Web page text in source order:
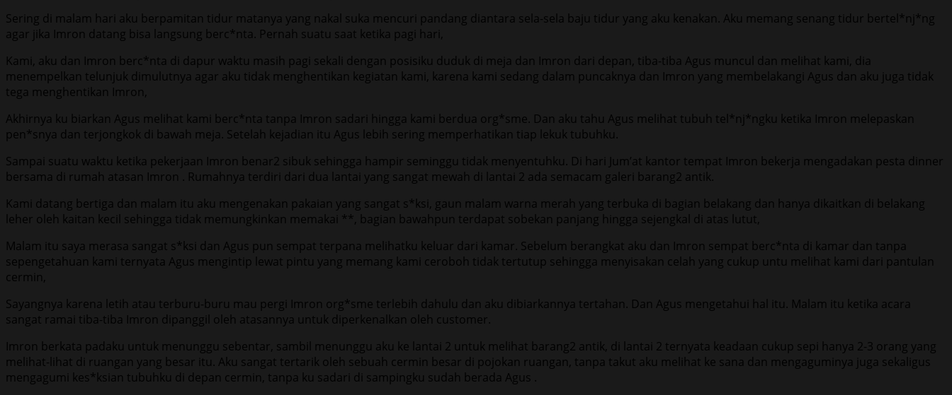
Sering di malam hari aku berpamitan tidur matanya yang nakal suka mencuri pandang diantara sela-sela baju tidur yang aku kenakan. Aku memang senang tidur bertel*nj*ng
agar jika Imron datang bisa langsung berc*nta. Pernah suatu saat ketika pagi hari,
Kami, aku dan Imron berc*nta di dapur waktu masih pagi sekali dengan posisiku duduk di meja dan Imron dari depan, tiba-tiba Agus muncul dan melihat kami, dia
menempelkan telunjuk dimulutnya agar aku tidak menghentikan kegiatan kami, karena kami sedang dalam puncaknya dan Imron yang membelakangi Agus dan aku juga tidak
tega menghentikan Imron,
Akhirnya ku biarkan Agus melihat kami berc*nta tanpa Imron sadari hingga kami berdua org*sme. Dan aku tahu Agus melihat tubuh tel*nj*ngku ketika Imron melepaskan
pen*snya dan terjongkok di bawah meja. Setelah kejadian itu Agus lebih sering memperhatikan tiap lekuk tubuhku.
Sampai suatu waktu ketika pekerjaan Imron benar2 sibuk sehingga hampir seminggu tidak menyentuhku. Di hari Jum’at kantor tempat Imron bekerja mengadakan pesta dinner
bersama di rumah atasan Imron . Rumahnya terdiri dari dua lantai yang sangat mewah di lantai 2 ada semacam galeri barang2 antik.
Kami datang bertiga dan malam itu aku mengenakan pakaian yang sangat s*ksi, gaun malam warna merah yang terbuka di bagian belakang dan hanya dikaitkan di belakang
leher oleh kaitan kecil sehingga tidak memungkinkan memakai **, bagian bawahpun terdapat sobekan panjang hingga sejengkal di atas lutut,
Malam itu saya merasa sangat s*ksi dan Agus pun sempat terpana melihatku keluar dari kamar. Sebelum berangkat aku dan Imron sempat berc*nta di kamar dan tanpa
sepengetahuan kami ternyata Agus mengintip lewat pintu yang memang kami ceroboh tidak tertutup sehingga menyisakan celah yang cukup untu melihat kami dari pantulan
cermin,
Sayangnya karena letih atau terburu-buru mau pergi Imron org*sme terlebih dahulu dan aku dibiarkannya tertahan. Dan Agus mengetahui hal itu. Malam itu ketika acara
sangat ramai tiba-tiba Imron dipanggil oleh atasannya untuk diperkenalkan oleh customer.
Imron berkata padaku untuk menunggu sebentar, sambil menunggu aku ke lantai 2 untuk melihat barang2 antik, di lantai 2 ternyata keadaan cukup sepi hanya 2-3 orang yang
melihat-lihat di ruangan yang besar itu. Aku sangat tertarik oleh sebuah cermin besar di pojokan ruangan, tanpa takut aku melihat ke sana dan mengaguminya juga sekaligus
mengagumi kes*ksian tubuhku di depan cermin, tanpa ku sadari di sampingku sudah berada Agus .